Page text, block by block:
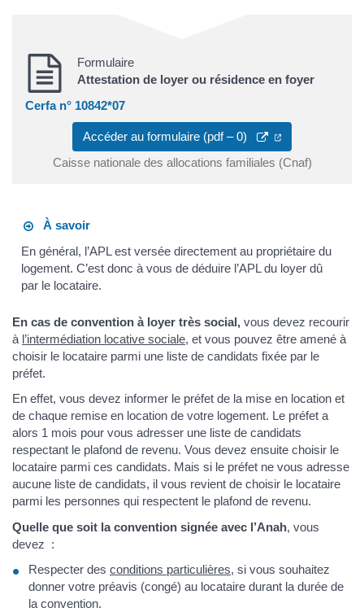
Formulaire
Attestation de loyer ou résidence en foyer
Cerfa n° 10842*07
Accéder au formulaire (pdf – 0)
Caisse nationale des allocations familiales (Cnaf)
À savoir
En général, l’APL est versée directement au propriétaire du
logement. C’est donc à vous de déduire l’APL du loyer dû
par le locataire.
En cas de convention à loyer très social, vous devez recourir
à l’intermédiation locative sociale, et vous pouvez être amené à
choisir le locataire parmi une liste de candidats fixée par le
préfet.
En effet, vous devez informer le préfet de la mise en location et
de chaque remise en location de votre logement. Le préfet a
alors 1 mois pour vous adresser une liste de candidats
respectant le plafond de revenu. Vous devez ensuite choisir le
locataire parmi ces candidats. Mais si le préfet ne vous adresse
aucune liste de candidats, il vous revient de choisir le locataire
parmi les personnes qui respectent le plafond de revenu.
Quelle que soit la convention signée avec l’Anah, vous
devez :
Respecter des conditions particulières, si vous souhaitez
donner votre préavis (congé) au locataire durant la durée de
la convention.